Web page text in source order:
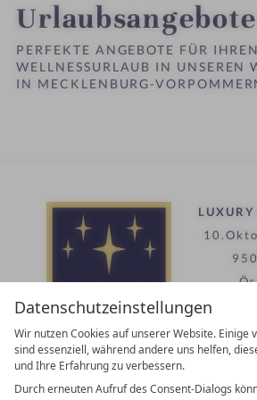
Datenschutzeinstellungen
Wir nutzen Cookies auf unserer Website. Einige
sind essenziell, während andere uns helfen,
und Ihre Erfahrung zu verbessern.
Durch erneuten Aufruf des Consent-Dialogs
h
o
t
e
l
Urlaubsangebote
PERFEKTE ANGEBOTE FÜR IHREN
WELLNESSURLAUB IN UNSEREN
IN MECKLENBURG-
LUXURY
T +43
Kontakt
WIR SIND FÜR SIE DA